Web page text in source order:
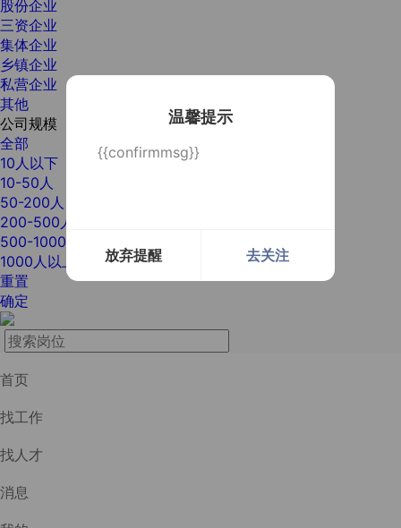
温馨提示
{{confirmmsg}}
放弃提醒 去关注
股份企业
三资企业
集体企业
乡镇企业
私营企业
其他
公司规模
全部
10人以下
10-50人
50-200人
200-500人
500-1000人
1000人以上
重置
确定
首页
找工作
找人才
消息